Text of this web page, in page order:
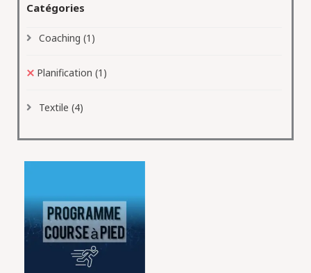
Catégories
Coaching (1)
Planification (1)
Textile (4)